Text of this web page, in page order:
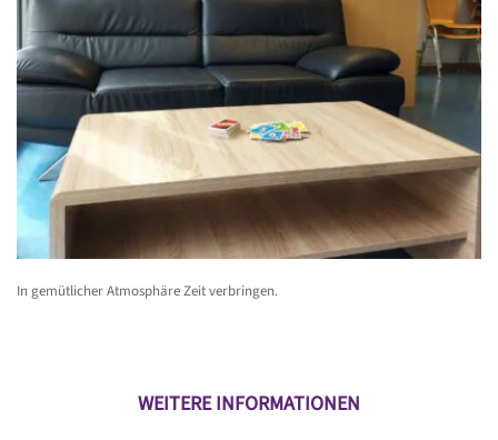
In gemütlicher Atmosphäre Zeit verbringen.
WEITERE INFORMATIONEN